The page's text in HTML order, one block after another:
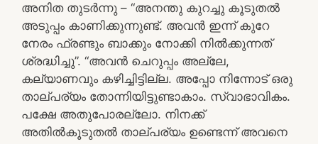
അനിത തുടർന്നു – “അനന്തു കുറച്ചു കൂടുതൽ
അടുപ്പം കാണിക്കുന്നുണ്ട്. അവൻ ഇന്ന് കുറേ
നേരം ഫ്രണ്ടും ബാക്കും നോക്കി നിൽക്കുന്നത്
ശ്രദ്ധിച്ചു”. “അവൻ ചെറുപ്പം അല്ലേ,
കല്യാണവും കഴിച്ചിട്ടില്ല. അപ്പോ നിന്നോട് ഒരു
താല്പര്യം തോന്നിയിട്ടുണ്ടാകാം. സ്വാഭാവികം.
പക്ഷേ അതുപോരല്ലോ. നിനക്ക്
അതിൽകൂടുതൽ താല്പര്യം ഉണ്ടെന്ന് അവനെ